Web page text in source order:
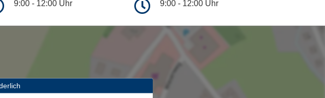
9:00 - 12:00 Uhr 9:00 - 12:00 Uhr